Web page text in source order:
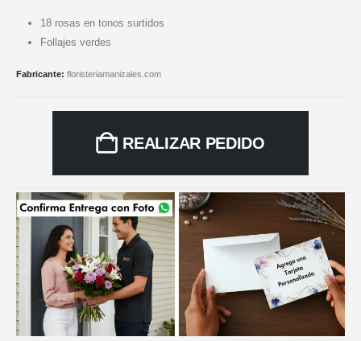
18 rosas en tonos surtidos
Follajes verdes
Fabricante: floristeriamanizales.com
REALIZAR PEDIDO